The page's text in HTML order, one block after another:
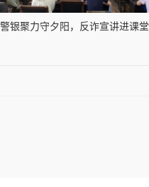
警银聚力守夕阳，反诈宣讲进课堂